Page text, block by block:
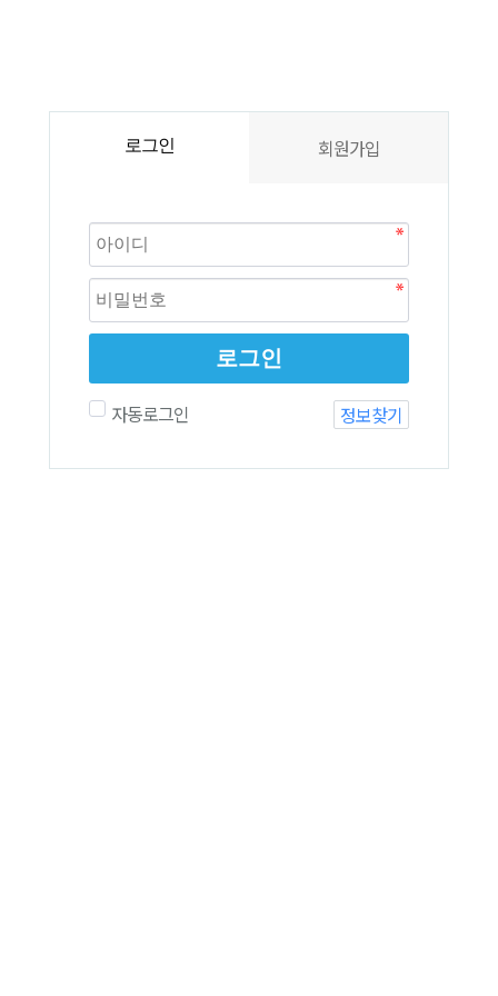
로그인 회원가입
로그인
자동로그인 정보찾기